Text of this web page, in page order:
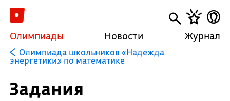
Олимпиады Новости Журнал
Олимпиада школьников «Надежда
энергетики» по математике
Задания